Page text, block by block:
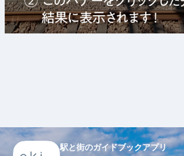
駅と街のガイドブックアプリ